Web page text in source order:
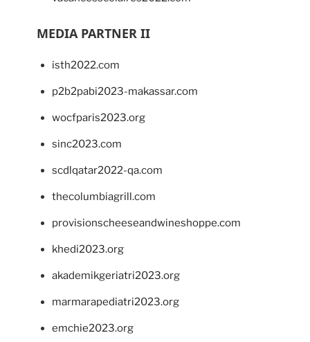
MEDIA PARTNER II
isth2022.com
p2b2pabi2023-makassar.com
wocfparis2023.org
sinc2023.com
scdlqatar2022-qa.com
thecolumbiagrill.com
provisionscheeseandwineshoppe.com
khedi2023.org
akademikgeriatri2023.org
marmarapediatri2023.org
emchie2023.org